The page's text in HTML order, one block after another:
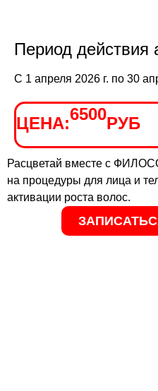
Период действия
С 1 апреля 2026 г. по 30
ЦЕНА:6500РУБ
Расцветай вместе с
на процедуры для лица и
активации роста волос.